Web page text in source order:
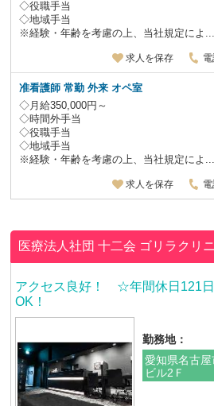
◇役職手当
◇地域手当
※経験・年齢を考慮の上、当社規定によ...
求人を保存
准看護師 常勤 外来 オペ室
◇月給350,000円～
◇時間外手当
◇役職手当
◇地域手当
※経験・年齢を考慮の上、当社規定によ...
求人を保存
医療法人社団 十二会 ゴリラクリ
アクセス良好！ ☆年間休日121
OK！
勤務地：
愛知県名古
ビル2Ｆ